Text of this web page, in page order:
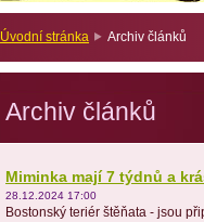
Úvodní stránka Archiv článků
Archiv článků
Miminka mají 7 týdnů a
28.12.2024 17:00
Bostonský teriér štěňata - jsou